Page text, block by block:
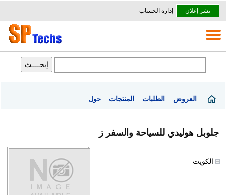
نشر إعلان إدارة الحساب
العروض الطلبات المنتجات حول
جلوبل هوليدي للسياحة والسفر ز
الكويت